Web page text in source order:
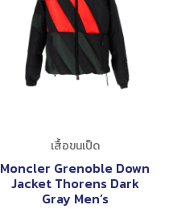
เสื้อขนเป็ด
Moncler Grenoble Down
Jacket Thorens Dark
Gray Men’s